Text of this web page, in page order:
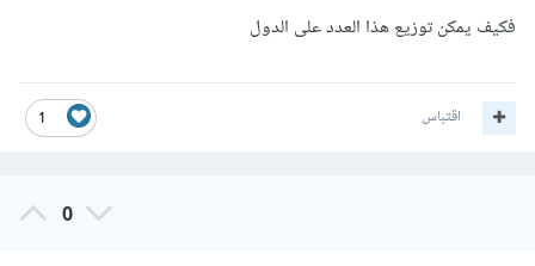
فكيف يمكن توزيع هذا العدد على الدول
1 اقتباس
0